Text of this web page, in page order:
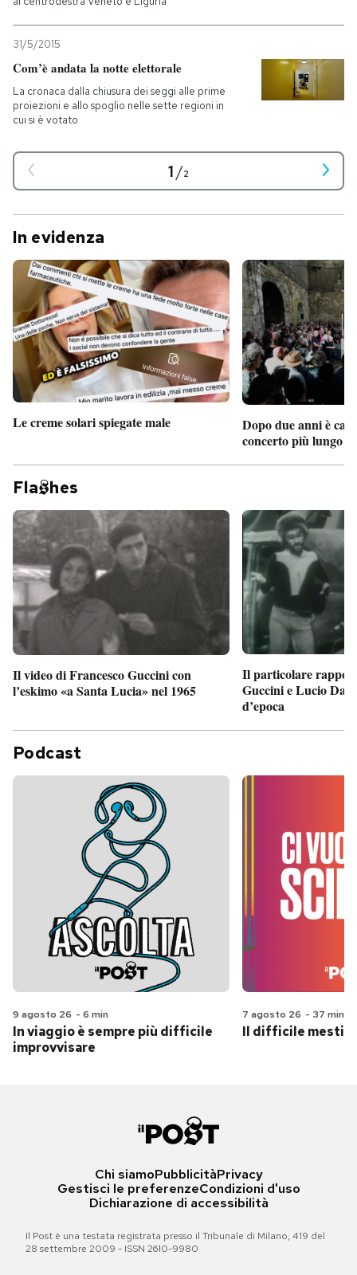
31/5/2015
Com’è andata la notte elettorale
La cronaca dalla chiusura dei seggi alle prime
proiezioni e allo spoglio nelle sette regioni in
cui si è votato
1/2
In evidenza
Le creme solari spiegate male
Dopo due anni è
concerto più lungo
Fla hes
Il video di Francesco Guccini con
l’eskimo «a Santa Lucia» nel 1965
Il particolare
Guccini e Lucio
d’epoca
Podcast
9 agosto 26 - 6 min
In viaggio è sempre più difficile
improvvisare
7 agosto 26 - 37 min
Il difficile
Chi siamoPubblicitàPrivacy
Gestisci le preferenzeCondizioni d'uso
Dichiarazione di accessibilità
Il Post è una testata registrata presso il Tribunale di Milano, 419 del
28 settembre 2009 - ISSN 2610-9980